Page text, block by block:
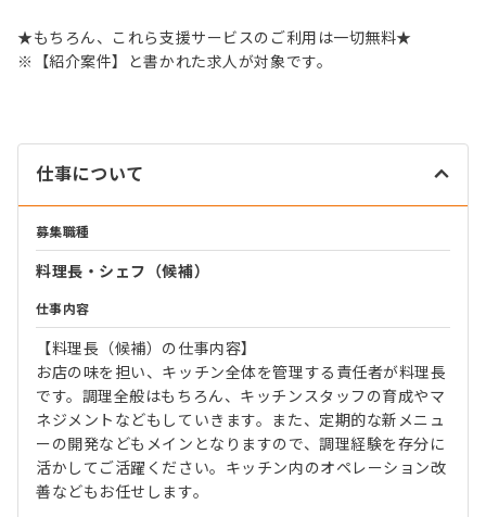
★もちろん、これら支援サービスのご利用は一切無料★
※【紹介案件】と書かれた求人が対象です。
仕事について
募集職種
料理長・シェフ（候補）
仕事内容
【料理長（候補）の仕事内容】
お店の味を担い、キッチン全体を管理する責任者が料理長
です。調理全般はもちろん、キッチンスタッフの育成やマ
ネジメントなどもしていきます。また、定期的な新メニュ
ーの開発などもメインとなりますので、調理経験を存分に
活かしてご活躍ください。キッチン内のオペレーション改
善などもお任せします。